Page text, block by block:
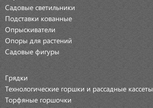
Садовые светильники
Подставки кованные
Опрыскиватели
Опоры для растений
Садовые фигуры
Грядки
Технологические горшки и рассадные кассеты
Торфяные горшочки